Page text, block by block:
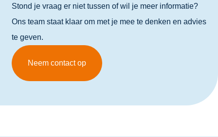
Stond je vraag er niet tussen of wil je meer informatie?
Ons team staat klaar om met je mee te denken en advies
te geven.
Neem contact op